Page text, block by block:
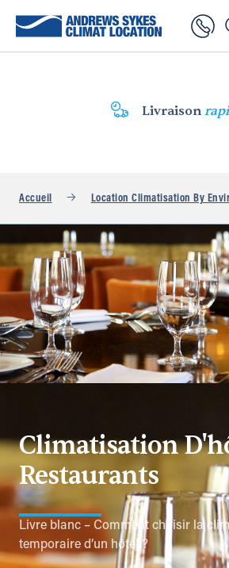
Livraison
Accueil Location Climatisation By
Climatisation
Restaurants
Livre blanc – Comment choisir la
temporaire d’un hôtel ?